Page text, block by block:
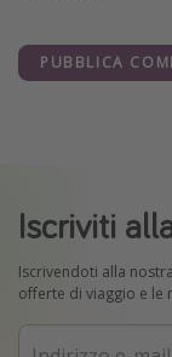
PUBBLICA
Iscriviti
Iscrivendoti alla
offerte di viaggio e le